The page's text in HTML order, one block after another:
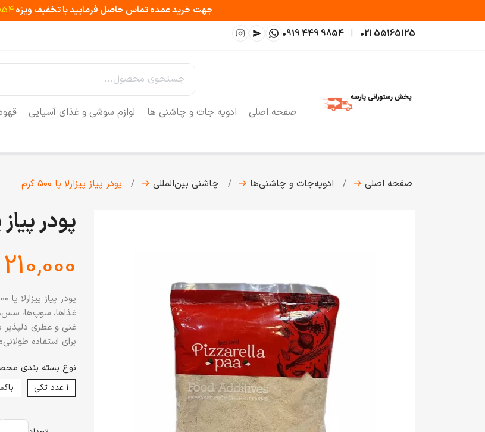
جهت خرید عمده تماس حاصل فرمایید با تخفیف ویژه
021 55165125
|
0919 449 9854
صفحه اصلی ادویه جات و چاشنی ها لوازم سوشی و غذای آسیایی
صفحه اصلی → ادویه‌جات و چاشنی‌ها → چاشنی‌ بین‌المللی → پودر پیاز پیزارلا پا 500 گرم
پودر پیاز
‎210,000
غذاها، سوپ‌ها،
برای استفاده
نوع بسته بندی محصول: 1
1 عدد تکی باکس